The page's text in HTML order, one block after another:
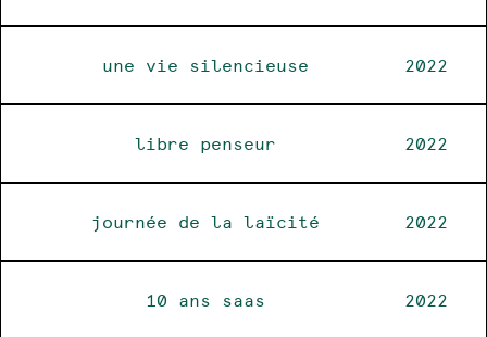
une vie silencieuse 2022
libre penseur 2022
journée de la laïcité 2022
10 ans saas 2022